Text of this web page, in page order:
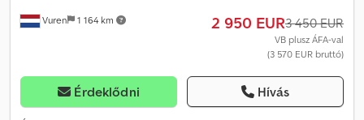
Vuren 1 164 km 2 950 EUR3 450 EUR
VB plusz ÁFA-val
(3 570 EUR bruttó)
Érdeklődni Hívás